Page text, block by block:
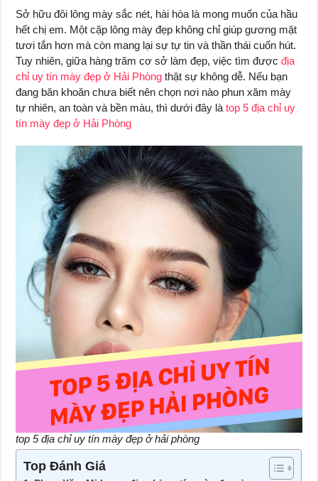
Sở hữu đôi lông mày sắc nét, hài hòa là mong muốn của hầu
hết chị em. Một cặp lông mày đẹp không chỉ giúp gương mặt
tươi tắn hơn mà còn mang lại sự tự tin và thần thái cuốn hút.
Tuy nhiên, giữa hàng trăm cơ sở làm đẹp, việc tìm đượcđịa
chỉ uy tín mày đẹp ở Hải Phòng thật sự không dễ. Nếu bạn
đang băn khoăn chưa biết nên chọn nơi nào phun xăm mày
tự nhiên, an toàn và bền màu, thì dưới đây làtop 5 địa chỉ uy
tín mày đẹp ở Hải Phòng
top 5 địa chỉ uy tín mày đẹp ở hải phòng
Top Đánh Giá